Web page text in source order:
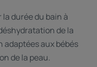
la durée du bain à
de la
adaptées aux bébés
de la peau.